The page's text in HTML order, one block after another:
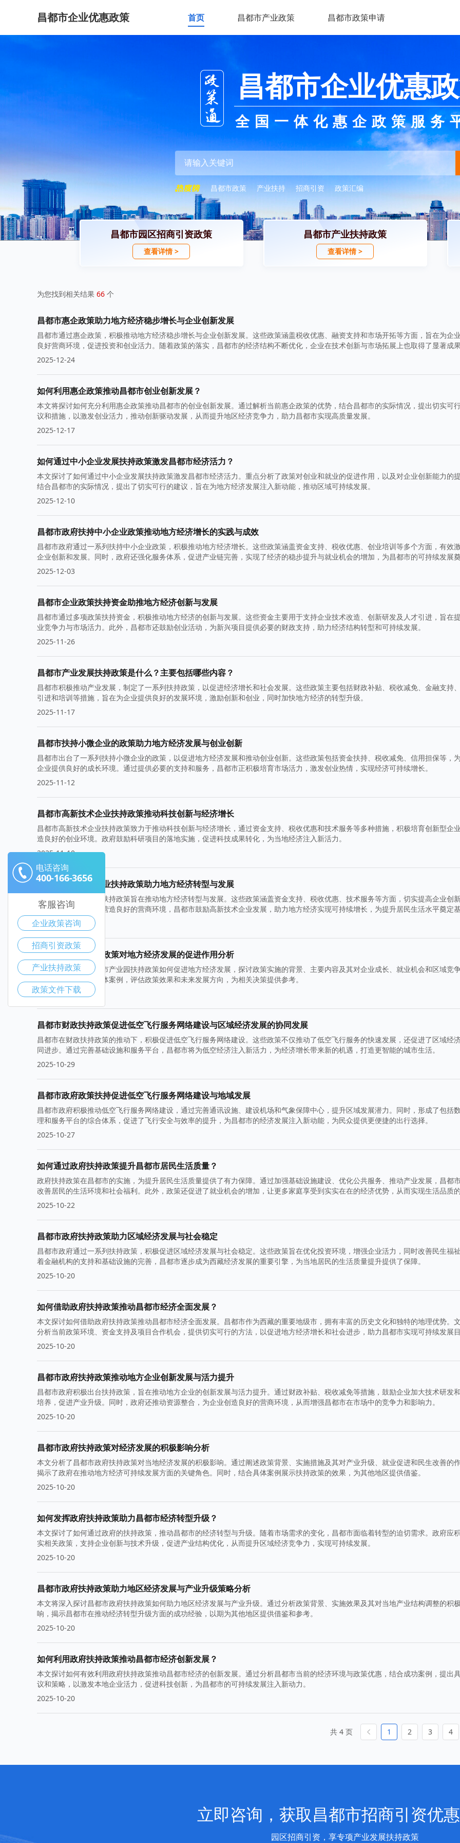
昌都市企业优惠政策 首页 昌都市产业政策 昌都市政策申请
昌都市企业优惠
全国一体化惠企政策服务
昌都市政策 产业扶持 招商引资 政策汇编
昌都市园区招商引资政策
查看详情 >
昌都市产业扶持政策
查看详情 >
为您找到相关结果 66 个
昌都市惠企政策助力地方经济稳步增长与企业创新发展
昌都市通过惠企政策，积极推动地方经济稳步增长与企业创新发展。这些政策涵盖税收优惠、融资支持和市场开拓等方面，旨在为企
良好营商环境，促进投资和创业活力。随着政策的落实，昌都市的经济结构不断优化，企业在技术创新与市场拓展上也取得了显著成果
2025-12-24
如何利用惠企政策推动昌都市创业创新发展？
本文将探讨如何充分利用惠企政策推动昌都市的创业创新发展。通过解析当前惠企政策的优势，结合昌都市的实际情况，提出切实可
议和措施，以激发创业活力，推动创新驱动发展，从而提升地区经济竞争力，助力昌都市实现高质量发展。
2025-12-17
如何通过中小企业发展扶持政策激发昌都市经济活力？
本文探讨了如何通过中小企业发展扶持政策激发昌都市经济活力。重点分析了政策对创业和就业的促进作用，以及对企业创新能力的提
结合昌都市的实际情况，提出了切实可行的建议，旨在为地方经济发展注入新动能，推动区域可持续发展。
2025-12-10
昌都市政府扶持中小企业政策推动地方经济增长的实践与成效
昌都市政府通过一系列扶持中小企业政策，积极推动地方经济增长。这些政策涵盖资金支持、税收优惠、创业培训等多个方面，有效
企业创新和发展。同时，政府还强化服务体系，促进产业链完善，实现了经济的稳步提升与就业机会的增加，为昌都市的可持续发展
坚实基础。
2025-12-03
昌都市企业政策扶持资金助推地方经济创新与发展
昌都市通过多项政策扶持资金，积极推动地方经济的创新与发展。这些资金主要用于支持企业技术改造、创新研发及人才引进，旨在
业竞争力与市场活力。此外，昌都市还鼓励创业活动，为新兴项目提供必要的财政支持，助力经济结构转型和可持续发展。
2025-11-26
昌都市产业发展扶持政策是什么？主要包括哪些内容？
昌都市积极推动产业发展，制定了一系列扶持政策，以促进经济增长和社会发展。这些政策主要包括财政补贴、税收减免、金融支持
引进和培训等措施，旨在为企业提供良好的发展环境，激励创新和创业，同时加快地方经济的转型升级。
2025-11-17
昌都市扶持小微企业的政策助力地方经济发展与创业创新
昌都市出台了一系列扶持小微企业的政策，以促进地方经济发展和推动创业创新。这些政策包括资金扶持、税收减免、信用担保等，
企业提供良好的成长环境。通过提供必要的支持和服务，昌都市正积极培育市场活力，激发创业热情，实现经济可持续增长。
2025-11-12
昌都市高新技术企业扶持政策推动科技创新与经济增长
昌都市高新技术企业扶持政策致力于推动科技创新与经济增长，通过资金支持、税收优惠和技术服务等多种措施，积极培育创新型企
造良好的创业环境。政府鼓励科研项目的落地实施，促进科技成果转化，为当地经济注入新活力。
2025-11-10
昌都市高新技术企业扶持政策助力地方经济转型与发展
昌都市高新技术企业扶持政策旨在推动地方经济转型与发展。这些政策涵盖资金支持、税收优惠、技术服务等方面，切实提高企业创
和市场竞争力。通过营造良好的营商环境，昌都市鼓励高新技术企业发展，助力地方经济实现可持续增长，为提升居民生活水平奠定基
2025-11-05
昌都市产业园扶持政策对地方经济发展的促进作用分析
本文将深入分析昌都市产业园扶持政策如何促进地方经济发展，探讨政策实施的背景、主要内容及其对企业成长、就业机会和区域竞
影响。此外，结合具体案例，评估政策效果和未来发展方向，为相关决策提供参考。
2025-11-03
昌都市财政扶持政策促进低空飞行服务网络建设与区域经济发展的协同发展
昌都市在财政扶持政策的推动下，积极促进低空飞行服务网络建设。这些政策不仅推动了低空飞行服务的快速发展，还促进了区域经
同进步。通过完善基础设施和服务平台，昌都市将为低空经济注入新活力，为经济增长带来新的机遇，打造更智能的城市生活。
2025-10-29
昌都市政府政策扶持促进低空飞行服务网络建设与地域发展
昌都市政府积极推动低空飞行服务网络建设，通过完善通讯设施、建设机场和气象保障中心，提升区域发展潜力。同时，形成了包括
理和服务平台的综合体系，促进了飞行安全与效率的提升，为昌都市的经济发展注入新动能，为民众提供更便捷的出行选择。
2025-10-27
如何通过政府扶持政策提升昌都市居民生活质量？
政府扶持政策在昌都市的实施，为提升居民生活质量提供了有力保障。通过加强基础设施建设、优化公共服务、推动产业发展，昌都
改善居民的生活环境和社会福利。此外，政策还促进了就业机会的增加，让更多家庭享受到实实在在的经济优势，从而实现生活品质
提升。
2025-10-22
昌都市政府扶持政策助力区域经济发展与社会稳定
昌都市政府通过一系列扶持政策，积极促进区域经济发展与社会稳定。这些政策旨在优化投资环境，增强企业活力，同时改善民生福
着金融机构的支持和基础设施的完善，昌都市逐步成为西藏经济发展的重要引擎，为当地居民的生活质量提升提供了保障。
2025-10-20
如何借助政府扶持政策推动昌都市经济全面发展？
本文探讨如何借助政府扶持政策推动昌都市经济全面发展。昌都市作为西藏的重要地级市，拥有丰富的历史文化和独特的地理优势。
分析当前政策环境、资金支持及项目合作机会，提供切实可行的方法，以促进地方经济增长和社会进步，助力昌都市实现可持续发展目
2025-10-20
昌都市政府扶持政策推动地方企业创新发展与活力提升
昌都市政府积极出台扶持政策，旨在推动地方企业的创新发展与活力提升。通过财政补贴、税收减免等措施，鼓励企业加大技术研发
培养，促进产业升级。同时，政府还推动资源整合，为企业创造良好的营商环境，从而增强昌都市在市场中的竞争力和影响力。
2025-10-20
昌都市政府扶持政策对经济发展的积极影响分析
本文分析了昌都市政府扶持政策对当地经济发展的积极影响。通过阐述政策背景、实施措施及其对产业升级、就业促进和民生改善的作
揭示了政府在推动地方经济可持续发展方面的关键角色。同时，结合具体案例展示扶持政策的效果，为其他地区提供借鉴。
2025-10-20
如何发挥政府扶持政策助力昌都市经济转型升级？
本文探讨了如何通过政府的扶持政策，推动昌都市的经济转型与升级。随着市场需求的变化，昌都市面临着转型的迫切需求。政府应
实相关政策，支持企业创新与技术升级，促进产业结构优化，从而提升区域经济竞争力，实现可持续发展。
2025-10-20
昌都市政府扶持政策助力地区经济发展与产业升级策略分析
本文将深入探讨昌都市政府扶持政策如何助力地区经济发展与产业升级。通过分析政策背景、实施效果及其对当地产业结构调整的积
响，揭示昌都市在推动经济转型升级方面的成功经验，以期为其他地区提供借鉴和参考。
2025-10-20
如何利用政府扶持政策推动昌都市经济创新发展？
本文探讨如何有效利用政府扶持政策推动昌都市经济的创新发展。通过分析昌都市当前的经济环境与政策优惠，结合成功案例，提出
议和策略，以激发本地企业活力，促进科技创新，为昌都市的可持续发展注入新动力。
2025-10-20
共 4 页 1 2 3 4
电话咨询
400-166-3656
客服咨询
企业政策咨询
招商引资政策
产业扶持政策
政策文件下载
立即咨询，获取昌都市招商引资优
园区招商引资，享专项产业发展扶持政策